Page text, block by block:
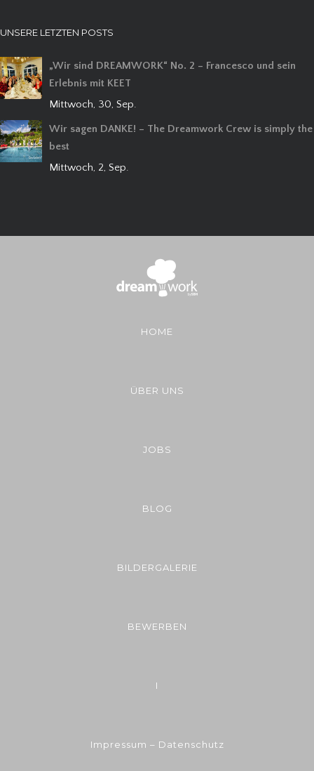
UNSERE LETZTEN POSTS
„Wir sind DREAMWORK“ No. 2 – Francesco und sein
Erlebnis mit KEET
Mittwoch, 30, Sep.
Wir sagen DANKE! – The Dreamwork Crew is simply the
best
Mittwoch, 2, Sep.
HOME
ÜBER UNS
JOBS
BLOG
BILDERGALERIE
BEWERBEN
I
Impressum – Datenschutz